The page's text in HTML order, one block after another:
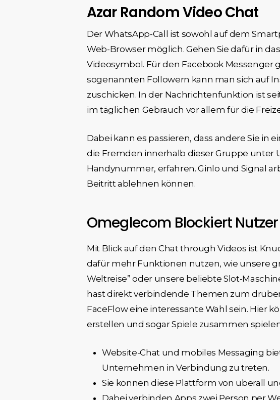
Azar Random Video Chat
Der WhatsApp-Call ist sowohl auf dem
Web-Browser möglich. Gehen Sie dafür in
Videosymbol. Für den Facebook Messenger
sogenannten Followern kann man sich auf
zuschicken. In der Nachrichtenfunktion ist
im täglichen Gebrauch vor allem für die
Dabei kann es passieren, dass andere Sie
die Fremden innerhalb dieser Gruppe unter
Handynummer, erfahren. Ginlo und Signal
Beitritt ablehnen können.
Omeglecom Blockiert
Mit Blick auf den Chat through Videos ist
dafür mehr Funktionen nutzen, wie unsere
Weltreise” oder unsere beliebte Slot-
hast direkt verbindende Themen zum
FaceFlow eine interessante Wahl sein. Hier
erstellen und sogar Spiele zusammen
Website-Chat und mobiles Messaging
Unternehmen in Verbindung zu treten.
Sie können diese Plattform von überall
Dabei verbinden Apps zwei Person per